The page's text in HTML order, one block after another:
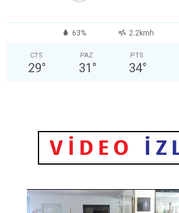
63% 2.2kmh
CTS
29°
PAZ
31 °
PTS
34°